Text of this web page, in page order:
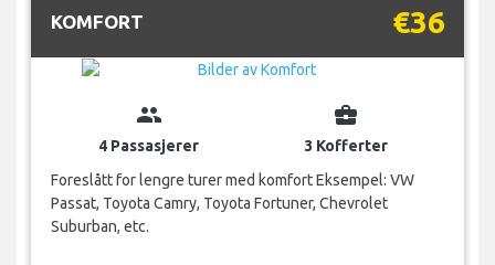
KOMFORT €36
group
4 Passasjerer
business_center
3 Kofferter
Foreslått for lengre turer med komfort Eksempel: VW
Passat, Toyota Camry, Toyota Fortuner, Chevrolet
Suburban, etc.